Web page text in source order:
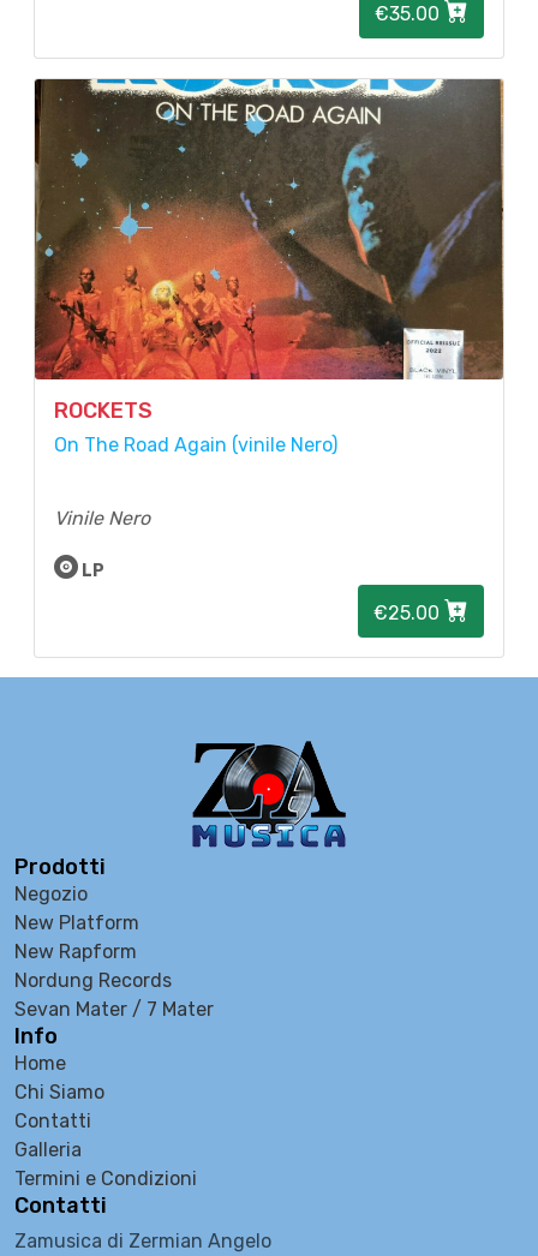
€35.00
ROCKETS
On The Road Again (vinile Nero)
Vinile Nero
LP
€25.00
Prodotti
Negozio
New Platform
New Rapform
Nordung Records
Sevan Mater / 7 Mater
Info
Home
Chi Siamo
Contatti
Galleria
Termini e Condizioni
Contatti
Zamusica di Zermian Angelo